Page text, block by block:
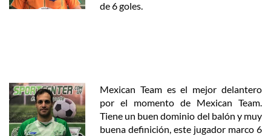
de 6 goles.
Mexican Team es el mejor delantero
por el momento de Mexican Team.
Tiene un buen dominio del balón y muy
buena definición, este jugador marco 6